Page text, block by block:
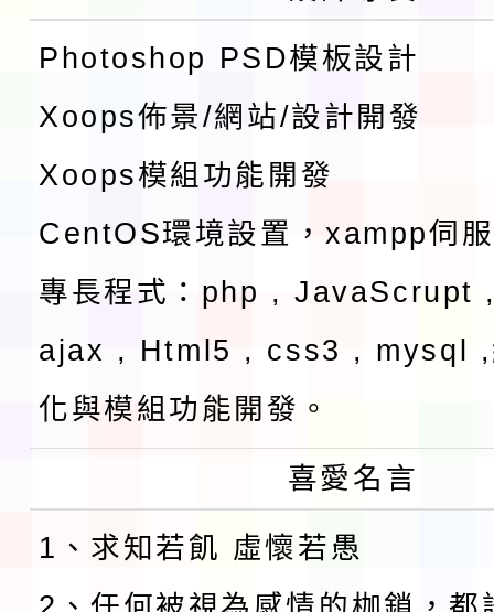
Photoshop PSD模板設計
Xoops佈景/網站/設計開發
Xoops模組功能開發
CentOS環境設置，xampp伺
專長程式：php , JavaScrupt
ajax , Html5 , css3 , mysql ,
化與模組功能開發。
喜愛名言
1、求知若飢 虛懷若愚